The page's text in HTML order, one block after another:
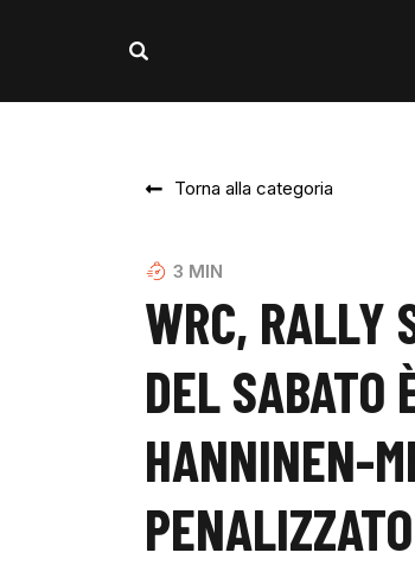
Torna alla categoria
3 MIN
WRC, RALLY
DEL SABATO
HANNINEN-